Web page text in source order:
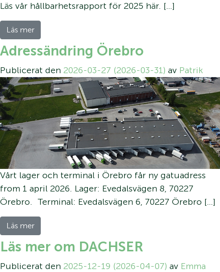
Läs vår hållbarhetsrapport för 2025 här. […]
Läs mer
Adressändring Örebro
Publicerat den 2026-03-27 (2026-03-31) av Patrik
Vårt lager och terminal i Örebro får ny gatuadress
from 1 april 2026. Lager: Evedalsvägen 8, 70227
Örebro. Terminal: Evedalsvägen 6, 70227 Örebro […]
Läs mer
Läs mer om DACHSER
Publicerat den 2025-12-19 (2026-04-07) av Emma